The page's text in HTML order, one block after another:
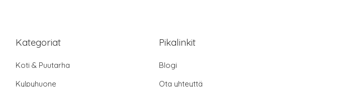
Kategoriat
Koti & Puutarha
Kylpyhuone
Pikalinkit
Blogi
Ota yhteyttä